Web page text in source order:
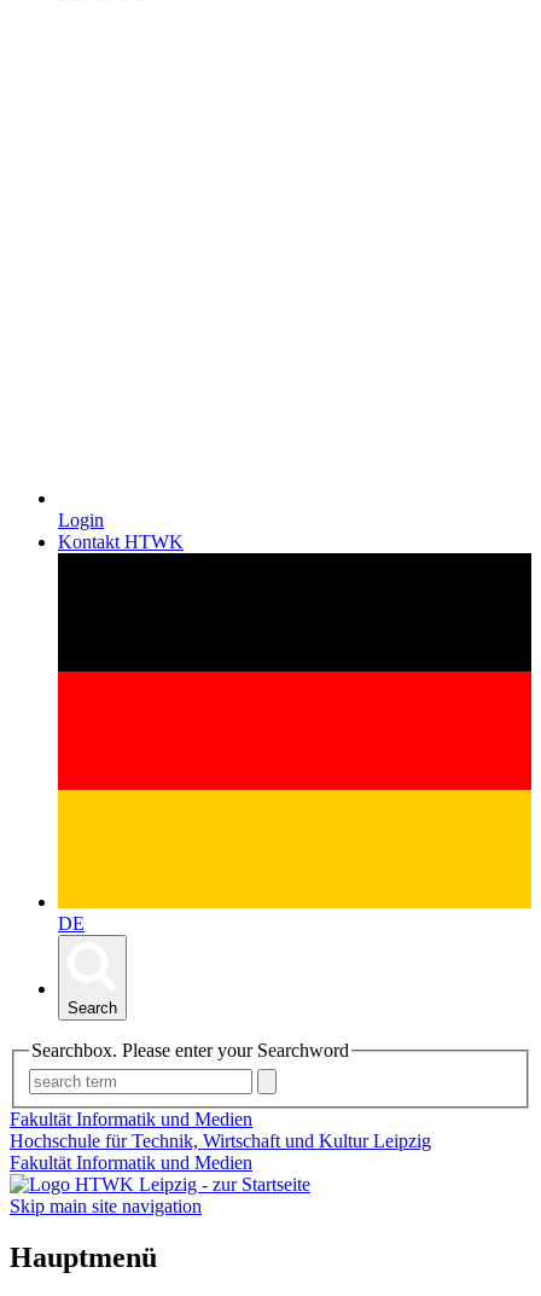
Login
Kontakt HTWK
DE
Search
Searchbox. Please enter your Searchword
Fakultät Informatik und Medien
Hochschule für Technik, Wirtschaft und Kultur Leipzig
Fakultät Informatik und Medien
Skip main site navigation
Hauptmenü